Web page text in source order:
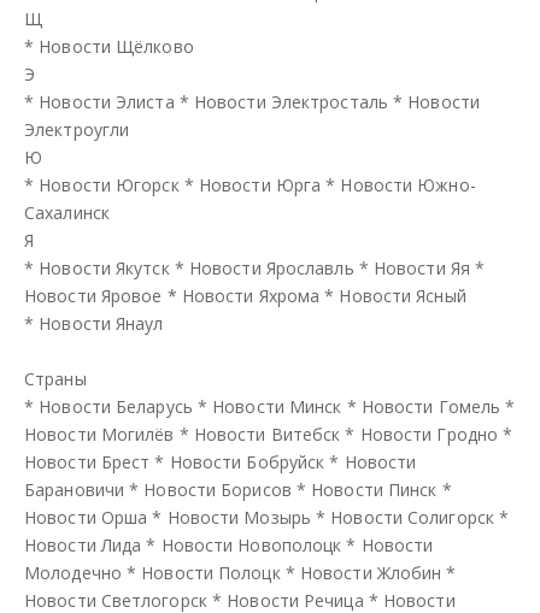
Щ
* Новости Щёлково
Э
* Новости Элиста * Новости Электросталь * Новости
Электроугли
Ю
* Новости Югорск * Новости Юрга * Новости Южно-
Сахалинск
Я
* Новости Якутск * Новости Ярославль * Новости Яя *
Новости Яровое * Новости Яхрома * Новости Ясный
* Новости Янаул
Страны
* Новости Беларусь * Новости Минск * Новости Гомель *
Новости Могилёв * Новости Витебск * Новости Гродно *
Новости Брест * Новости Бобруйск * Новости
Барановичи * Новости Борисов * Новости Пинск *
Новости Орша * Новости Мозырь * Новости Солигорск *
Новости Лида * Новости Новополоцк * Новости
Молодечно * Новости Полоцк * Новости Жлобин *
Новости Светлогорск * Новости Речица * Новости